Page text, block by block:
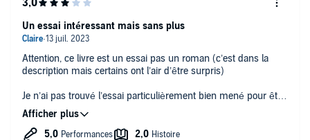
Attention, ce livre est un essai pas un roman (c’est dans la
description mais certains ont l’air d’être surpris)
Je n’ai pas trouvé l’essai particulièrement bien mené pour être
honnête - c’est intéressant mais sans être fascinant. Peut être
que l’histoire de l’homme au masque de fer souffre d’avoir
était trop médiatisée !
Un essai intéressant mais sans plus